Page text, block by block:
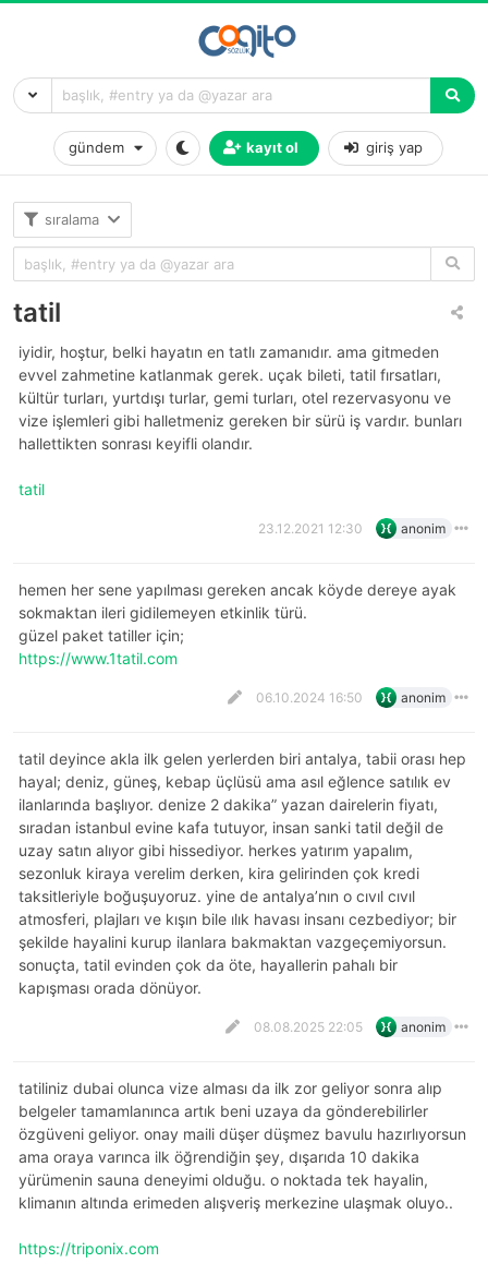
gündem kayıt ol giriş yap
sıralama
tatil
iyidir, hoştur, belki hayatın en tatlı zamanıdır. ama gitmeden
evvel zahmetine katlanmak gerek. uçak bileti, tatil fırsatları,
kültür turları, yurtdışı turlar, gemi turları, otel rezervasyonu ve
vize işlemleri gibi halletmeniz gereken bir sürü iş vardır. bunları
hallettikten sonrası keyifli olandır.
tatil
23.12.2021 12:30 anonim
hemen her sene yapılması gereken ancak köyde dereye ayak
sokmaktan ileri gidilemeyen etkinlik türü.
güzel paket tatiller için;
https://www.1tatil.com
06.10.2024 16:50 anonim
tatil deyince akla ilk gelen yerlerden biri antalya, tabii orası hep
hayal; deniz, güneş, kebap üçlüsü ama asıl eğlence satılık ev
ilanlarında başlıyor. denize 2 dakika” yazan dairelerin fiyatı,
sıradan i̇stanbul evine kafa tutuyor, insan sanki tatil değil de
uzay satın alıyor gibi hissediyor. herkes yatırım yapalım,
sezonluk kiraya verelim derken, kira gelirinden çok kredi
taksitleriyle boğuşuyoruz. yine de antalya’nın o cıvıl cıvıl
atmosferi, plajları ve kışın bile ılık havası insanı cezbediyor; bir
şekilde hayalini kurup ilanlara bakmaktan vazgeçemiyorsun.
sonuçta, tatil evinden çok da öte, hayallerin pahalı bir
kapışması orada dönüyor.
08.08.2025 22:05 anonim
tatiliniz dubai olunca vize alması da ilk zor geliyor sonra alıp
belgeler tamamlanınca artık beni uzaya da gönderebilirler
özgüveni geliyor. onay maili düşer düşmez bavulu hazırlıyorsun
ama oraya varınca ilk öğrendiğin şey, dışarıda 10 dakika
yürümenin sauna deneyimi olduğu. o noktada tek hayalin,
klimanın altında erimeden alışveriş merkezine ulaşmak oluyo..
https://triponix.com